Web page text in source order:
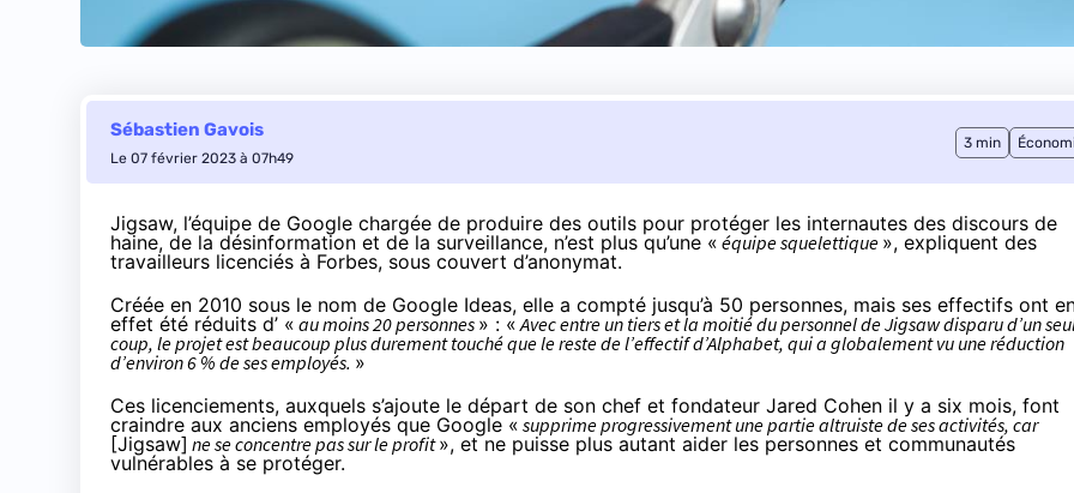
Sébastien Gavois
Le 07 février 2023 à 07h49
3 min
Jigsaw, l’équipe de Google chargée de produire des outils pour protéger les internautes des discours de
haine, de la désinformation et de la surveillance, n’est plus qu’une « équipe squelettique », expliquent des
travailleurs licenciés à Forbes, sous couvert d’anonymat.
Créée en 2010 sous le nom de Google Ideas, elle a compté jusqu’à 50 personnes, mais ses effectifs ont
effet été réduits d’ « au moins 20 personnes » : «Avec entre un tiers et la moitié du personnel de Jigsaw disparu d’un
coup, le projet est beaucoup plus durement touché que le reste de l’effectif d’Alphabet, qui a globalement vu une réduction
d’environ 6 % de ses employés. »
Ces licenciements, auxquels s’ajoute le départ de son chef et fondateur Jared Cohen il y a six mois, font
craindre aux anciens employés que Google « supprime progressivement une partie altruiste de ses activités, car
[Jigsaw] ne se concentre pas sur le profit», et ne puisse plus autant aider les personnes et communautés
vulnérables à se protéger.